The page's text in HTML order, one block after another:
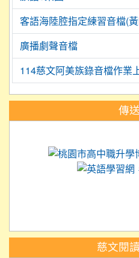
客語海陸腔指定練習音檔(
廣播劇聲音檔
114慈文阿美族錄音檔作業
傳
慈文閱